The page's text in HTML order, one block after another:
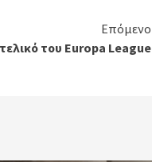
Επόμενο
του Europa League